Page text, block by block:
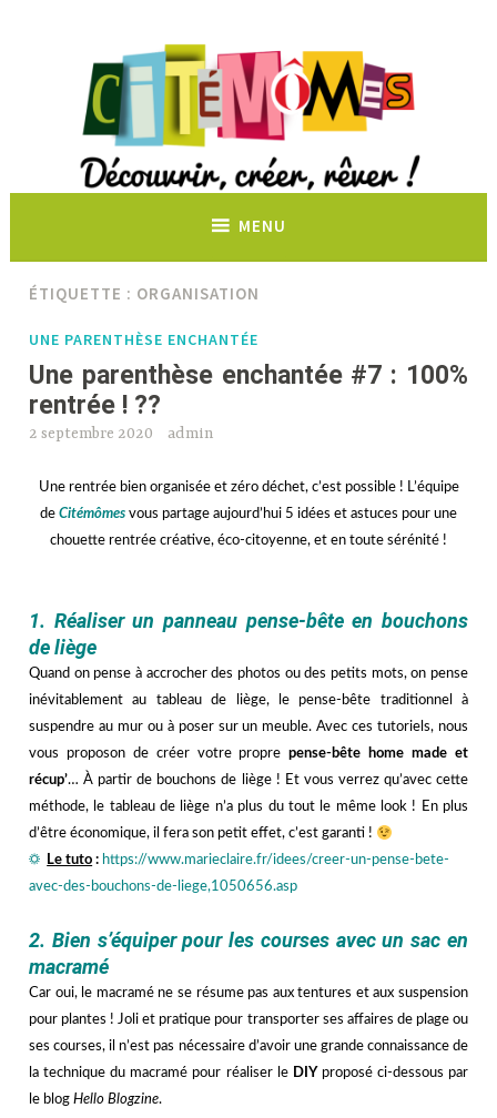
Découvrir, créer, rêver !
MENU
ÉTIQUETTE : ORGANISATION
UNE PARENTHÈSE ENCHANTÉE
Une parenthèse enchantée #7 : 100%
rentrée ! ??
2 septembre 2020 admin
Une rentrée bien organisée et zéro déchet, c’est possible ! L’équipe
de Citémômes vous partage aujourd’hui 5 idées et astuces pour une
chouette rentrée créative, éco-citoyenne, et en toute sérénité !
1. Réaliser un panneau pense-bête en bouchons
de liège
Quand on pense à accrocher des photos ou des petits mots, on pense
inévitablement au tableau de liège, le pense-bête traditionnel à
suspendre au mur ou à poser sur un meuble. Avec ces tutoriels, nous
vous proposon de créer votre proprepense-bête home made et
récup’… À partir de bouchons de liège ! Et vous verrez qu’avec cette
méthode, le tableau de liège n’a plus du tout le même look ! En plus
d’être économique, il fera son petit effet, c’est garanti !
☼
Le tuto : https://www.marieclaire.fr/idees/creer-un-pense-bete-
avec-des-bouchons-de-liege,1050656.asp
2. Bien s’équiper pour les courses avec un sac en
macramé
Car oui, le macramé ne se résume pas aux tentures et aux suspension
pour plantes ! Joli et pratique pour transporter ses affaires de plage ou
ses courses, il n’est pas nécessaire d’avoir une grande connaissance de
la technique du macramé pour réaliser leDIYproposé ci-dessous par
le blogHello Blogzine.